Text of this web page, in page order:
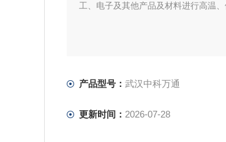
工、电子及其他产品及材料进行高温
产品型号： 武汉中科万通
更新时间： 2026-07-28